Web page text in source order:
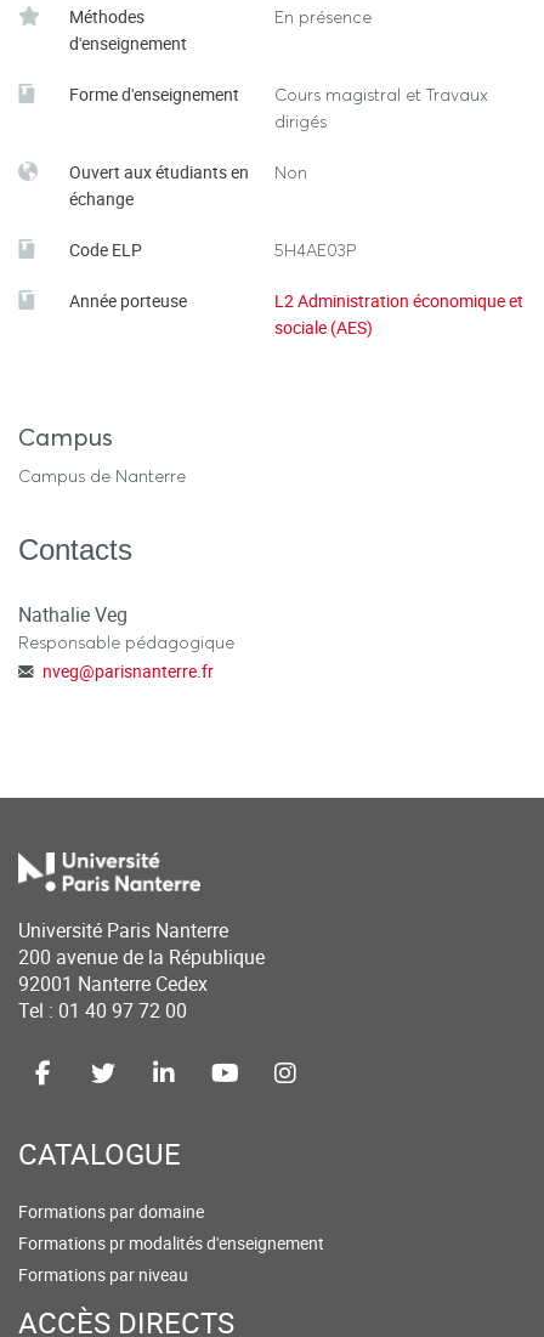
Méthodes
d'enseignement
En présence
Forme d'enseignement
Cours magistral et Travaux
dirigés
Ouvert aux étudiants en
échange
Non
Code ELP 5H4AE03P
Année porteuse
L2 Administration économique et
sociale (AES)
Campus
Campus de Nanterre
Contacts
Nathalie Veg
Responsable pédagogique
nveg@parisnanterre.fr
Université Paris Nanterre
200 avenue de la République
92001 Nanterre Cedex
Tel : 01 40 97 72 00
CATALOGUE
Formations par domaine
Formations pr modalités d'enseignement
Formations par niveau
ACCÈS DIRECTS